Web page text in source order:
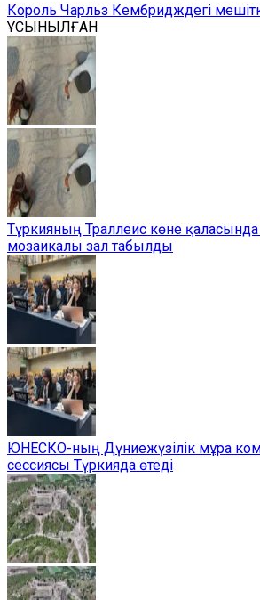
Король Чарльз Кембридждегі
ҰСЫНЫЛҒАН
Түркияның Траллеис көне
мозаикалы зал табылды
ЮНЕСКО-ның Дүниежүзілік мұра
сессиясы Түркияда өтеді